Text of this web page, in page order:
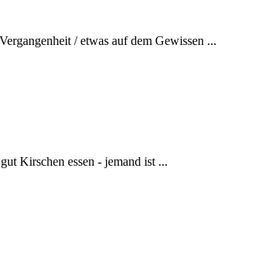
/ etwas auf dem Gewissen ...
Kirschen essen - jemand ist ...